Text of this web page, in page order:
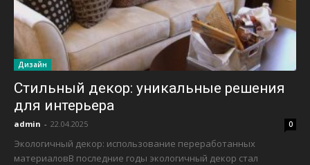
Дизайн
Стильный декор: уникальные решения
для интерьера
admin - 22.04.2025 0
Экологичный декор: использование переработанных
материаловВ последние годы экологичный декор стал